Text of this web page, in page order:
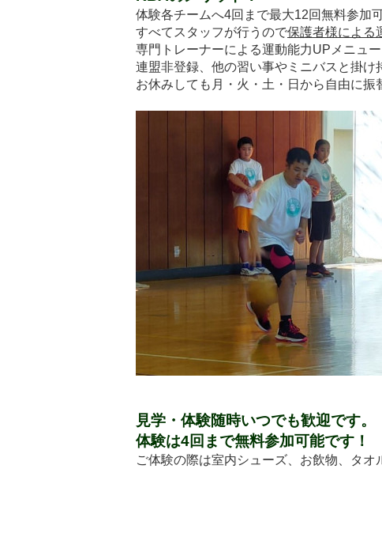
体験各チームへ4回まで最大12回無料参加可
すべてスタッフが行うので保護者様による
専門トレーナーによる運動能力UP メニュ
連盟非登録、 他の習い事やミニバスと掛け
お休みしても月・火・土・日から自由に振
見学・体験随時いつでも歓迎です。
体験は4回まで無料参加可能です！
ご体験の際は室内シューズ、お飲物、タオ